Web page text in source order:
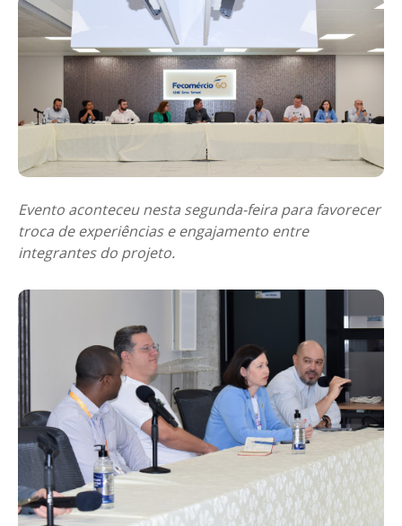
Evento aconteceu nesta segunda-feira para favorecer
troca de experiências e engajamento entre
integrantes do projeto.